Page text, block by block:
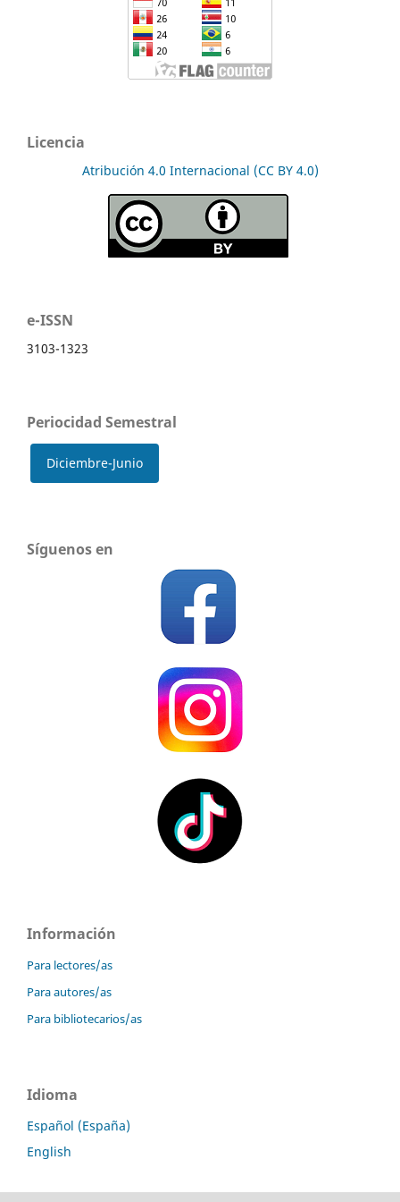
Licencia
Atribución 4.0 Internacional (CC BY 4.0)
e-ISSN
3103-1323
Periocidad Semestral
Diciembre-Junio
Síguenos en
Información
Para lectores/as
Para autores/as
Para bibliotecarios/as
Idioma
Español (España)
English